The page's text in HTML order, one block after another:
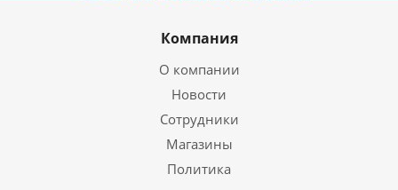
Компания
О компании
Новости
Сотрудники
Магазины
Политика